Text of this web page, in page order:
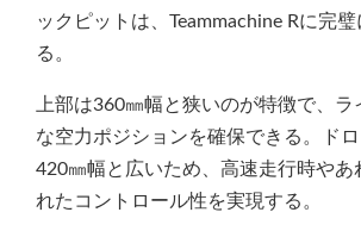
ックピットは、Teammachine Rに完
る。
上部は360㎜幅と狭いのが特徴で、
な空力ポジションを確保できる。ドロ
420㎜幅と広いため、高速走行時やあ
れたコントロール性を実現する。